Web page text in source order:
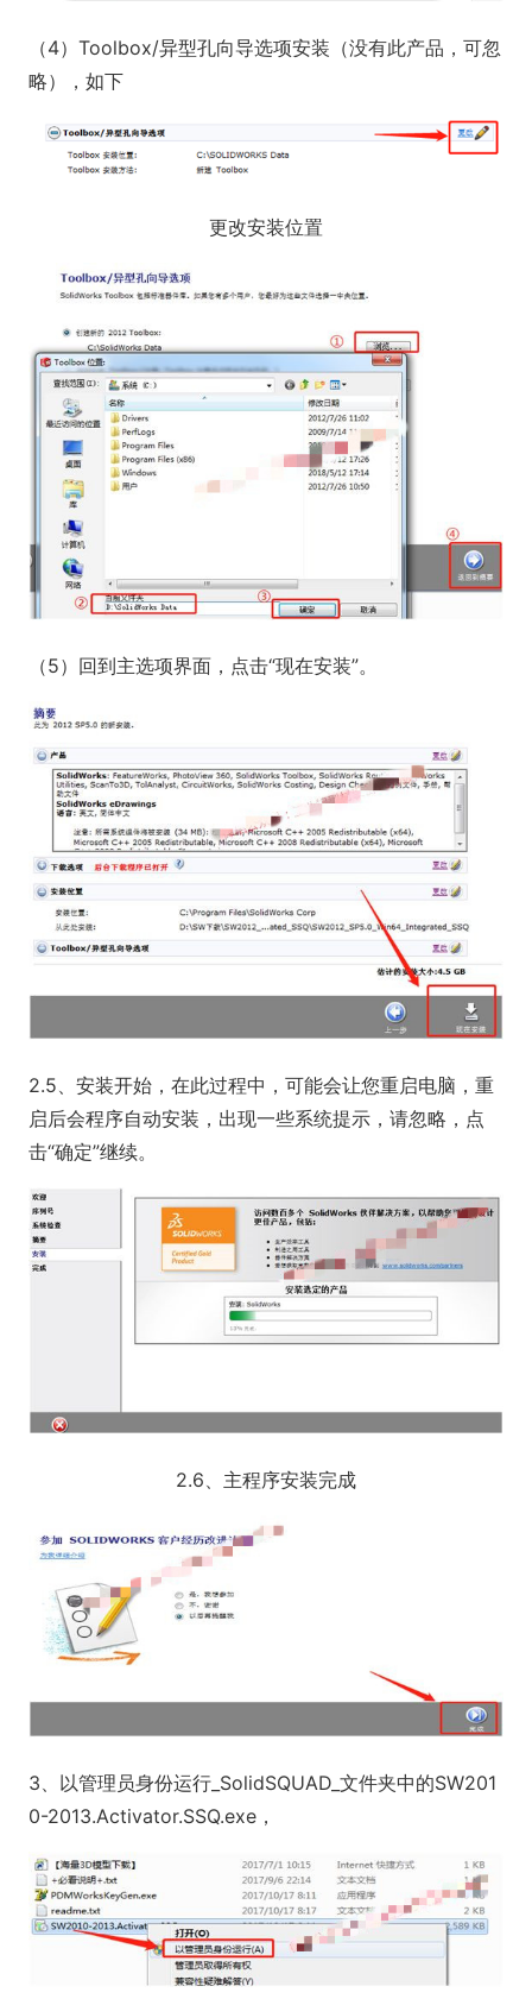
（4）Toolbox/异型孔向导选项安装（没有此产品，可忽
略），如下
更改安装位置
（5）回到主选项界面，点击“现在安装”。
2.5、安装开始，在此过程中，可能会让您重启电脑，重
启后会程序自动安装，出现一些系统提示，请忽略，点
击“确定”继续。
2.6、主程序安装完成
3、以管理员身份运行_SolidSQUAD_文件夹中的SW201
0-2013.Activator.SSQ.exe，